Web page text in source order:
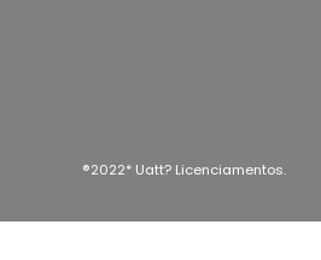
®2022* Uatt? Licenciamentos.